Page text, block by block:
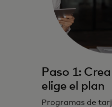
Paso 1:
elige el plan
Programas de